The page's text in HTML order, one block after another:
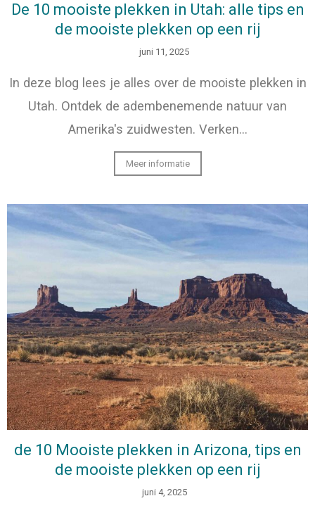
De 10 mooiste plekken in Utah: alle tips en
de mooiste plekken op een rij
juni 11, 2025
In deze blog lees je alles over de mooiste plekken in
Utah. Ontdek de adembenemende natuur van
Amerika's zuidwesten. Verken…
Meer informatie
de 10 Mooiste plekken in Arizona, tips en
de mooiste plekken op een rij
juni 4, 2025